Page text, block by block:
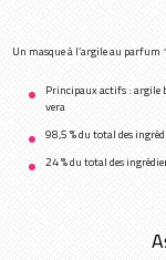
Un masque à l’argile au parfum
Principaux actifs : argile
vera
98,5 % du total des
24 % du total des